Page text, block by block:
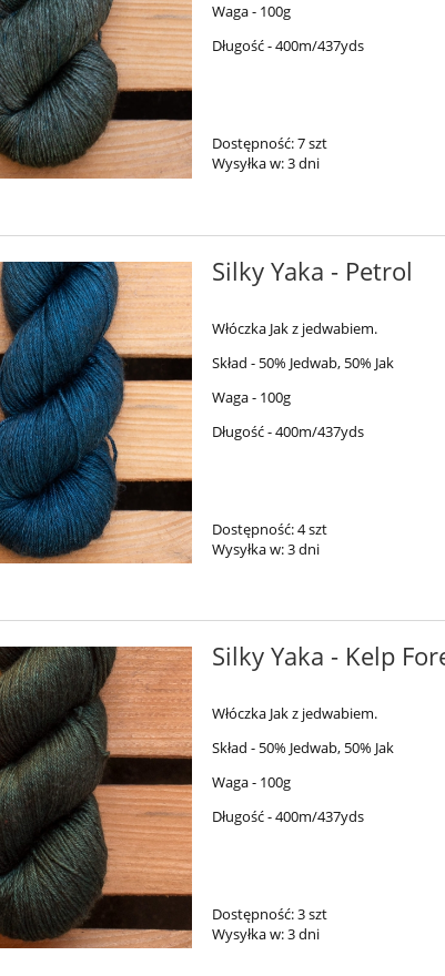
Sorbet
zł
Waga - 100g
Długość - 400m/437yds
Dostępność:7 szt
Wysyłka w:3 dni
Silky Yaka - Petrol
Włóczka Jak z jedwabiem.
Skład - 50% Jedwab, 50% Jak
Waga - 100g
Długość - 400m/437yds
Dostępność:4 szt
Wysyłka w:3 dni
Silky Yaka - Kelp
Włóczka Jak z jedwabiem.
Skład - 50% Jedwab, 50% Jak
Waga - 100g
Długość - 400m/437yds
Dostępność:3 szt
Wysyłka w:3 dni